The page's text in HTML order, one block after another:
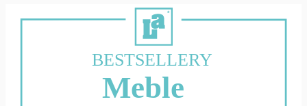
BESTSELLERY
Meble